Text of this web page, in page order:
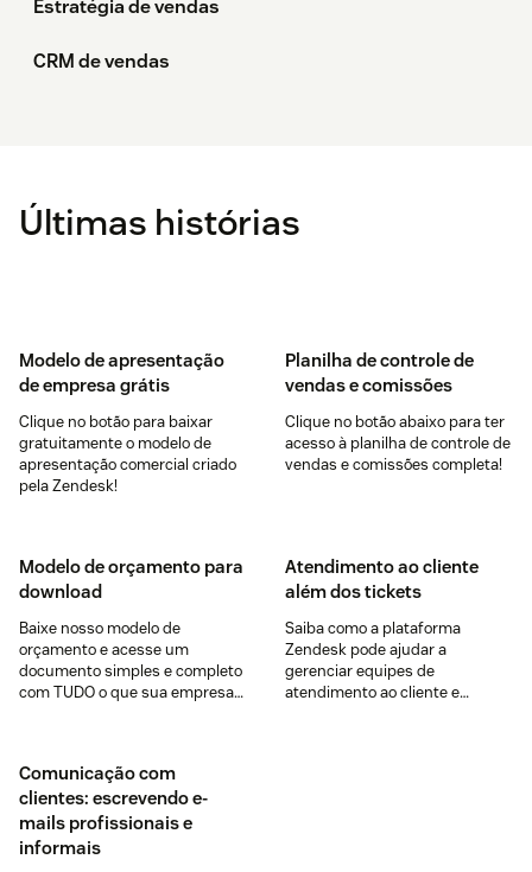
Estratégia de vendas
CRM de vendas
Últimas histórias
Modelo de apresentação
de empresa grátis
Clique no botão para baixar
gratuitamente o modelo de
apresentação comercial criado
pela Zendesk!
Planilha de controle de
vendas e comissões
Clique no botão abaixo para ter
acesso à planilha de controle de
vendas e comissões completa!
Modelo de orçamento para
download
Baixe nosso modelo de
orçamento e acesse um
documento simples e completo
com TUDO o que sua empresa
Atendimento ao cliente
além dos tickets
Saiba como a plataforma
Zendesk pode ajudar a
gerenciar equipes de
atendimento ao cliente e
Comunicação com
clientes: escrevendo e-
mails profissionais e
informais